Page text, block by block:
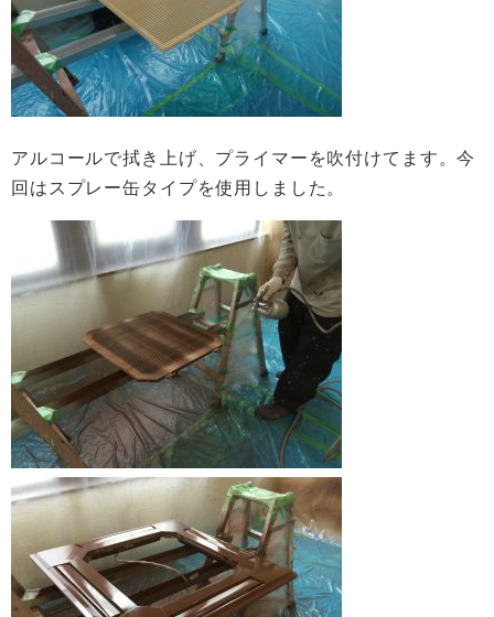
アルコールで拭き上げ、プライマーを吹付けてます。今
回はスプレー缶タイプを使用しました。